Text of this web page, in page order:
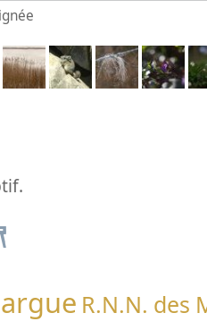
R.N.N. des